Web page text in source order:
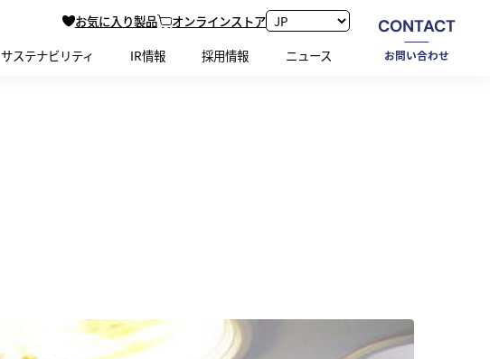
お気に入り製品
オンラインストア
サステナビリティ IR情報 採用情報 ニュース
CONTACT
お問い合わせ
来場者倍増、欧州高評価素材に人気集中